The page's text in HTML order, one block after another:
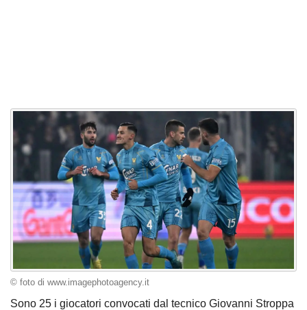
© foto di www.imagephotoagency.it
Sono 25 i giocatori convocati dal tecnico Giovanni Stroppa